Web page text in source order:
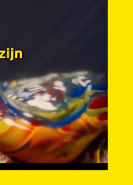
00:27